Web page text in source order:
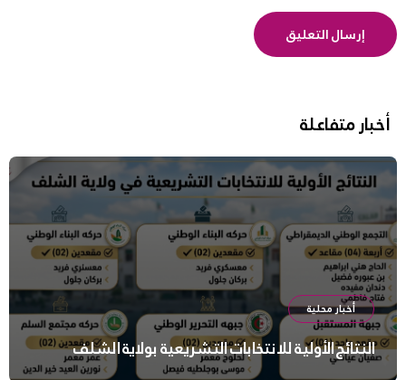
أخبار متفاعلة
أخبار محلية
النتائج الأولية للانتخابات التشريعية بولاية الشلف